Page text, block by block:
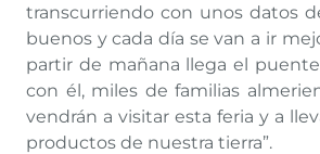
transcurriendo con unos datos
buenos y cada día se van a ir
partir de mañana llega el
con él, miles de familias
vendrán a visitar esta feria y a
productos de nuestra tierra”.